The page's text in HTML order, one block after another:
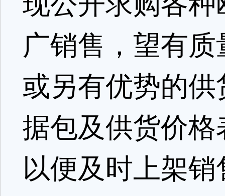
广销售，望有
或另有优势的
据包及供货价
以便及时上架